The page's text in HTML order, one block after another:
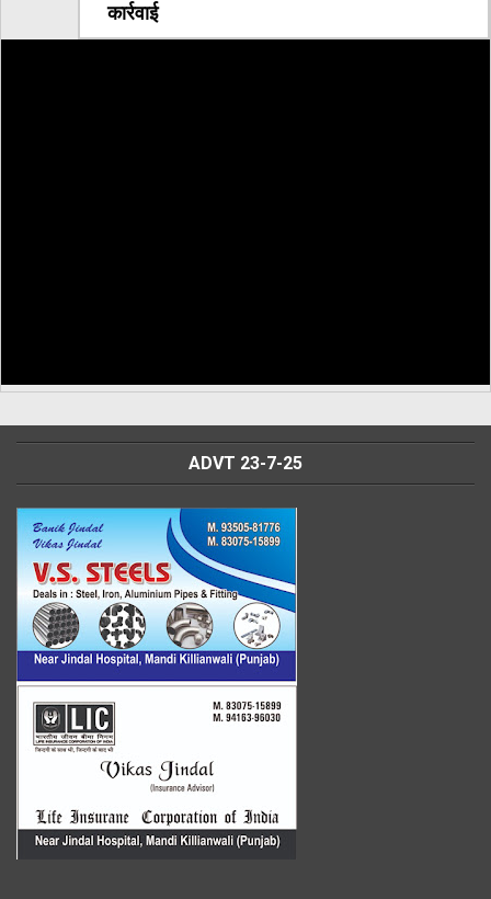
कार्रवाई
ADVT 23-7-25